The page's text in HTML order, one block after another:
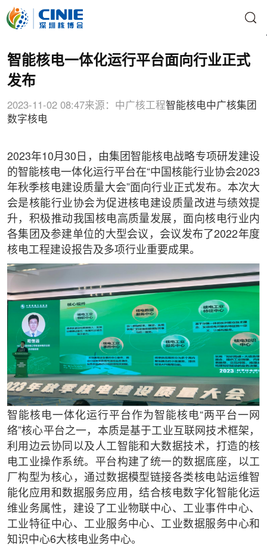
智能核电一体化运行平台面向行业正式
发布
2023-11-02 08:47来源：中广核工程智能核电中广核集团
数字核电
2023年10月30日，由集团智能核电战略专项研发建设
的智能核电一体化运行平台在“中国核能行业协会2023
年秋季核电建设质量大会”面向行业正式发布。本次大
会是核能行业协会为促进核电建设质量改进与绩效提
升，积极推动我国核电高质量发展，面向核电行业内
各集团及参建单位的大型会议，会议发布了2022年度
核电工程建设报告及多项行业重要成果。
智能核电一体化运行平台作为智能核电“两平台一网
络”核心平台之一，本质是基于工业互联网技术框架，
利用边云协同以及人工智能和大数据技术，打造的核
电工业操作系统。平台构建了统一的数据底座，以工
厂构型为核心，通过数据模型链接各类核电站运维智
能化应用和数据服务应用，结合核电数字化智能化运
维业务属性，建设了工业物联中心、工业事件中心、
工业特征中心、工业服务中心、工业数据服务中心和
知识中心6大核电业务中心。